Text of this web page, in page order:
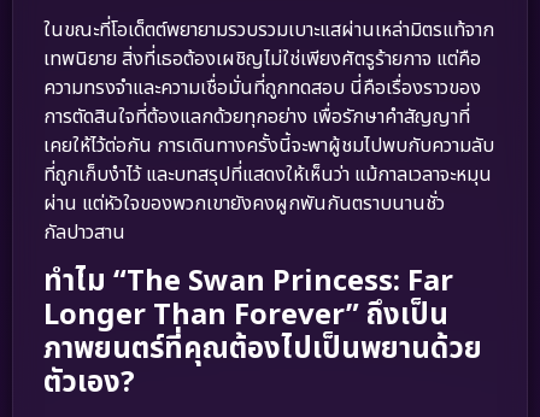
ในขณะที่โอเด็ตต์พยายามรวบรวมเบาะแสผ่านเหล่ามิตรแท้จาก
เทพนิยาย สิ่งที่เธอต้องเผชิญไม่ใช่เพียงศัตรูร้ายกาจ แต่คือ
ความทรงจำและความเชื่อมั่นที่ถูกทดสอบ นี่คือเรื่องราวของ
การตัดสินใจที่ต้องแลกด้วยทุกอย่าง เพื่อรักษาคำสัญญาที่
เคยให้ไว้ต่อกัน การเดินทางครั้งนี้จะพาผู้ชมไปพบกับความลับ
ที่ถูกเก็บงำไว้ และบทสรุปที่แสดงให้เห็นว่า แม้กาลเวลาจะหมุน
ผ่าน แต่หัวใจของพวกเขายังคงผูกพันกันตราบนานชั่ว
กัลปาวสาน
ทำไม “The Swan Princess: Far
Longer Than Forever” ถึงเป็น
ภาพยนตร์ที่คุณต้องไปเป็นพยานด้วย
ตัวเอง?